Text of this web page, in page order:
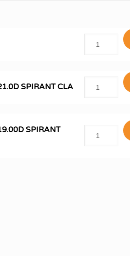
SPIRANT CLA
SPIRANT